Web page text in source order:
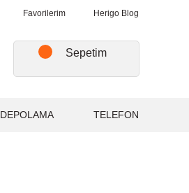
Favorilerim Herigo Blog
Sepetim
DEPOLAMA TELEFON
2.000₺ ve Üzeri Alışverişlerde,